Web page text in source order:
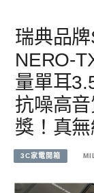
瑞典品
NERO-
量單耳
抗噪高
獎！真
3C家電開箱